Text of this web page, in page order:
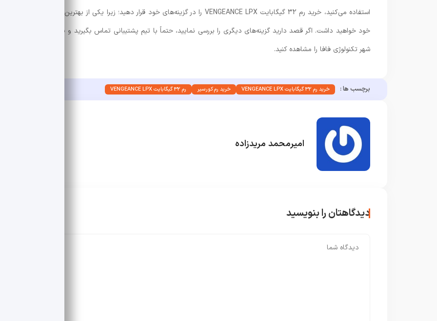
خود خواهید داشت. اگر قصد دارید گزینه‌های دیگری را بررسی نمایید، حتماً با تیم پشتیبانی تماس بگیرید و یا
شهر تکنولوژی فافا را مشاهده کنید.
برچسب ها : خرید رم 32 گیگابایت VENGEANCE LPX خرید رم کورسیر رم 32 گیگابایت VENGEANCE LPX
امیرمحمد مریدزاده
دیدگاهتان را بنویسید